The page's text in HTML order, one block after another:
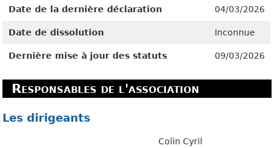
Date de la dernière déclaration 04/03/2026
Date de dissolution Inconnue
Dernière mise à jour des statuts 09/03/2026
Responsables de l'association
Les dirigeants
Colin Cyril